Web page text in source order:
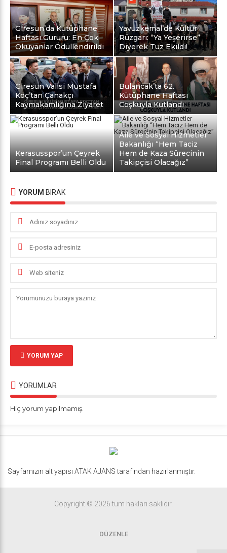
Giresun’da Kütüphane
Haftası Gururu: En Çok
Okuyanlar Ödüllendirildi
Yavuzkemal’de Kültür
Rüzgarı: “Ya Yeşerirse”
Diyerek Tuz Ekildi!
Giresun Valisi Mustafa
Koç’tan Çanakçı
Kaymakamlığına Ziyaret
Bulancak’ta 62.
Kütüphane Haftası
Coşkuyla Kutlandı
Kerasusspor’un Çeyrek
Final Programı Belli Oldu
Aile ve Sosyal Hizmetler
Bakanlığı “Hem Taciz
Hem de Kaza Sürecinin
Takipçisi Olacağız”
YORUM BIRAK
YORUM YAP
YORUMLAR
Hiç yorum yapılmamış.
Sayfamızın alt yapısı ATAK AJANS tarafından hazırlanmıştır.
Copyright © 2026 tüm hakları saklıdır.
DÜZENLE